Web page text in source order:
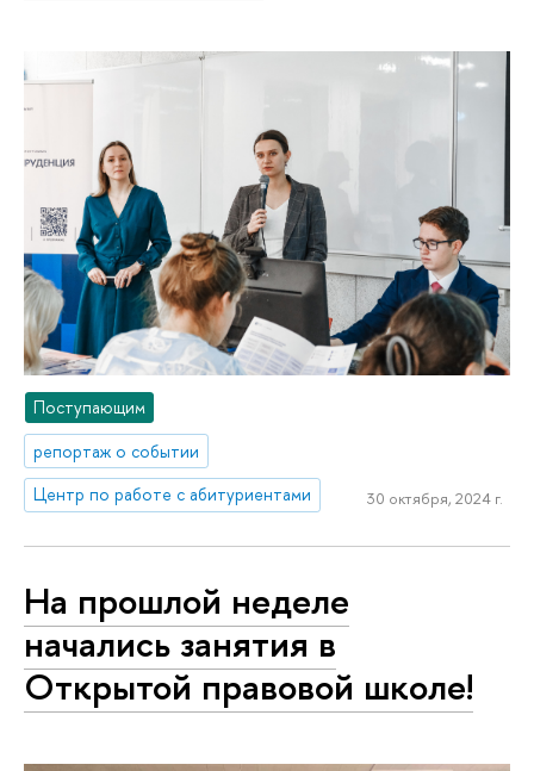
Поступающим
репортаж о событии
Центр по работе с абитуриентами
30 октября, 2024 г.
На прошлой неделе
начались занятия в
Открытой правовой школе!